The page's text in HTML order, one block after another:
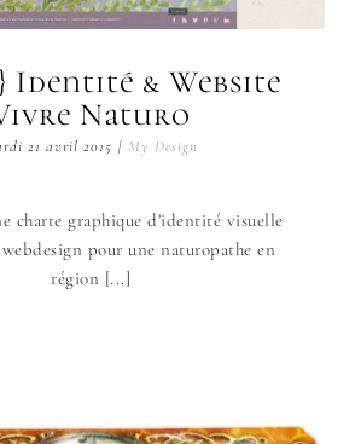
Identité & Website
Naturo
21 avril 2015 | My Design
charte graphique d'identité visuelle
pour une naturopathe en
région [...]